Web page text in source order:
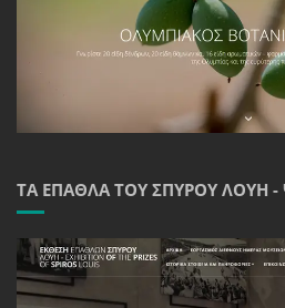
ΤΑ ΈΠΑΘΛΑ ΤΟΥ ΣΠΎΡΟΥ ΛΟΎΗ